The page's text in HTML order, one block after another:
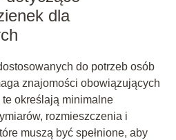
dla
do potrzeb osób
znajomości obowiązujących
określają minimalne
rozmieszczenia i
muszą być spełnione, aby